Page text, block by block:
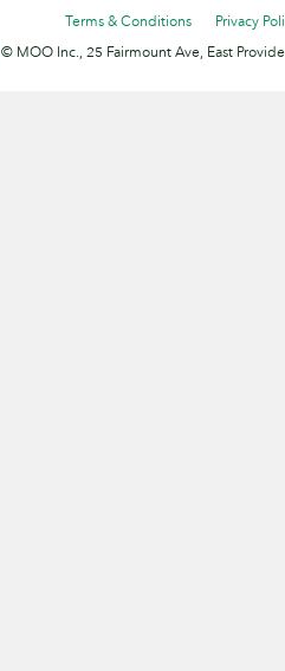
Terms & Conditions
Privacy
© MOO Inc., 25 Fairmount Ave, East